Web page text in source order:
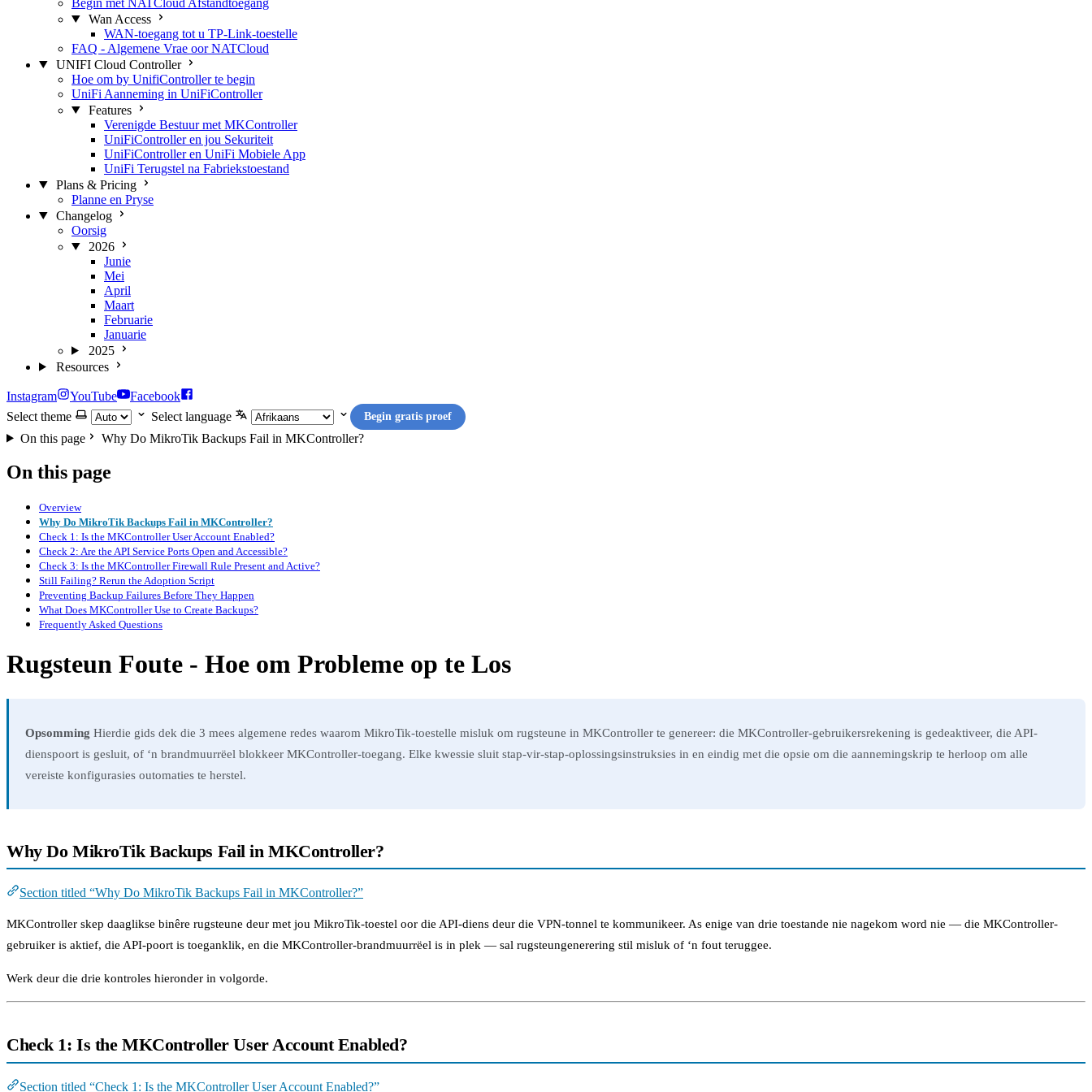
Wan Access
WAN-toegang tot u TP-Link-toestelle
FAQ - Algemene Vrae oor NATCloud
UNIFI Cloud Controller
Hoe om by UnifiController te begin
UniFi Aanneming in UniFiController
Features
Verenigde Bestuur met MKController
UniFiController en jou Sekuriteit
UniFiController en UniFi Mobiele App
UniFi Terugstel na Fabriekstoestand
Plans & Pricing
Planne en Pryse
Changelog
Oorsig
2026
Junie
Mei
April
Maart
Februarie
Januarie
2025
Resources
Instagram YouTube
Facebook
Select theme
Select language Begin gratis proef
On this page Why Do MikroTik Backups Fail in MKController?
On this page
Overview
Why Do MikroTik Backups Fail in MKController?
Check 1: Is the MKController User Account Enabled?
Check 2: Are the API Service Ports Open and Accessible?
Check 3: Is the MKController Firewall Rule Present and Active?
Still Failing? Rerun the Adoption Script
Preventing Backup Failures Before They Happen
What Does MKController Use to Create Backups?
Frequently Asked Questions
Rugsteun Foute - Hoe om Probleme op te Los
Opsomming Hierdie gids dek die 3 mees algemene redes waarom MikroTik-toestelle misluk om rugsteune in MKController te genereer: die MKController-gebruikersrekening is gedeaktiveer, die API-
dienspoort is gesluit, of ‘n brandmuurrëel blokkeer MKController-toegang. Elke kwessie sluit stap-vir-stap-oplossingsinstruksies in en eindig met die opsie om die aannemingskrip te herloop om alle
vereiste konfigurasies outomaties te herstel.
Why Do MikroTik Backups Fail in MKController?
Section titled “Why Do MikroTik Backups Fail in MKController?”
MKController skep daaglikse binêre rugsteune deur met jou MikroTik-toestel oor die API-diens deur die VPN-tonnel te kommunikeer. As enige van drie toestande nie nagekom word nie — die MKController-
gebruiker is aktief, die API-poort is toeganklik, en die MKController-brandmuurrëel is in plek — sal rugsteungenerering stil misluk of ‘n fout teruggee.
Werk deur die drie kontroles hieronder in volgorde.
Check 1: Is the MKController User Account Enabled?
Section titled “Check 1: Is the MKController User Account Enabled?”